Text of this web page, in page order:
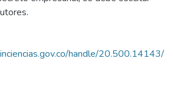
handle/20.500.14143/